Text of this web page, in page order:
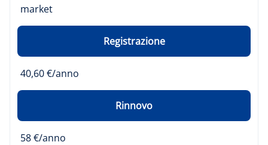
market
Registrazione
40,60 €/anno
Rinnovo
58 €/anno